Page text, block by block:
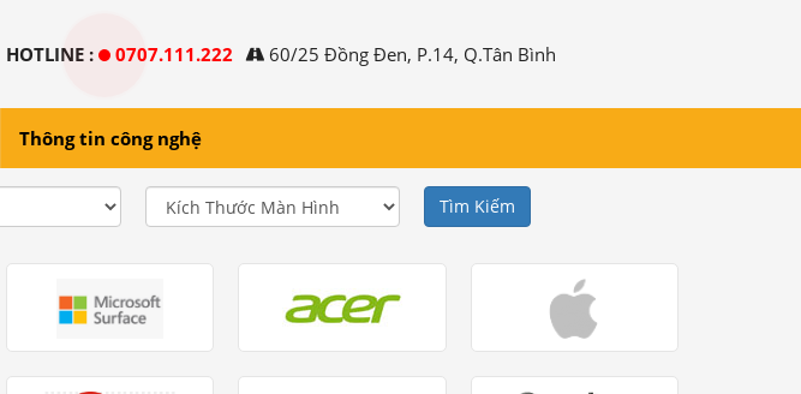
HOTLINE : 0707.111.222 60/25 Đồng Đen, P.14, Q.Tân Bình
Thông tin công nghệ
Tìm Kiếm